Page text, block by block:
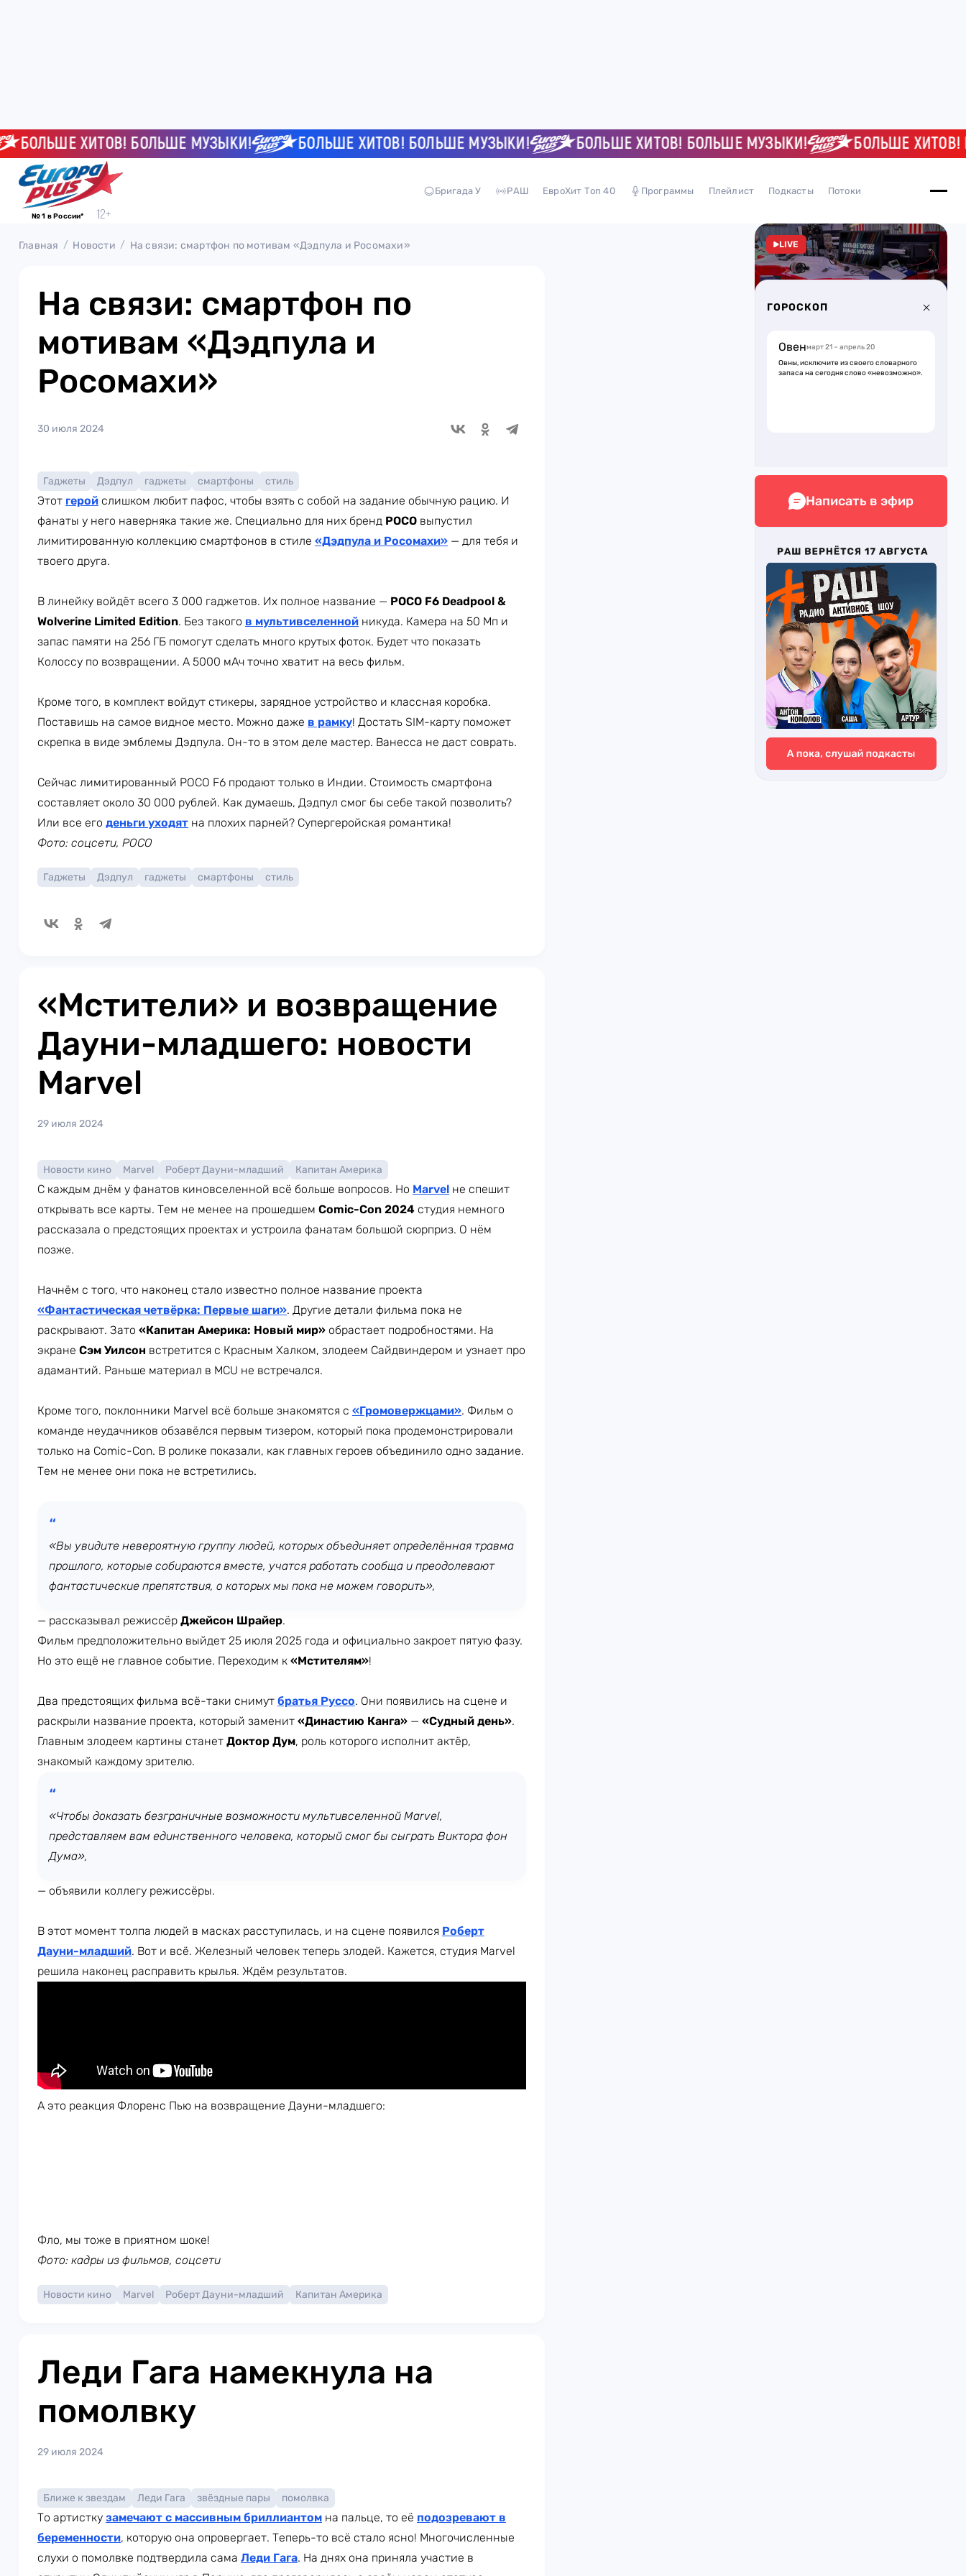
ХИТОВ! БОЛЬШЕ МУЗЫКИ! БОЛЬШЕ ХИТОВ! БОЛЬШЕ МУЗЫКИ! БОЛЬШЕ ХИТОВ! БОЛЬШЕ МУЗЫКИ! БОЛЬШЕ ХИТОВ!
№ 1 в России*
Бригада У РАШ ЕвроХит Топ 40 Программы Плейлист Подкасты Потоки
Главная Новости На связи: смартфон по мотивам «Дэдпула и Росомахи»
На связи: смартфон по
мотивам «Дэдпула и
Росомахи»
30 июля 2024
Гаджеты Дэдпул гаджеты смартфоны стиль
Этот герой слишком любит пафос, чтобы взять с собой на задание обычную рацию. И
фанаты у него наверняка такие же. Специально для них бренд POCO выпустил
лимитированную коллекцию смартфонов в стиле «Дэдпула и Росомахи» — для тебя и
твоего друга.
В линейку войдёт всего 3 000 гаджетов. Их полное название — POCO F6 Deadpool &
Wolverine Limited Edition. Без такого в мультивселенной никуда. Камера на 50 Мп и
запас памяти на 256 ГБ помогут сделать много крутых фоток. Будет что показать
Колоссу по возвращении. А 5000 мАч точно хватит на весь фильм.
Кроме того, в комплект войдут стикеры, зарядное устройство и классная коробка.
Поставишь на самое видное место. Можно даже в рамку! Достать SIM-карту поможет
скрепка в виде эмблемы Дэдпула. Он-то в этом деле мастер. Ванесса не даст соврать.
Сейчас лимитированный POCO F6 продают только в Индии. Стоимость смартфона
составляет около 30 000 рублей. Как думаешь, Дэдпул смог бы себе такой позволить?
Или все его деньги уходят на плохих парней? Супергеройская романтика!
Фото: соцсети, POCO
Гаджеты Дэдпул гаджеты смартфоны стиль
«Мстители» и возвращение
Дауни-младшего: новости
Marvel
29 июля 2024
Новости кино Marvel Роберт Дауни-младший Капитан Америка
С каждым днём у фанатов киновселенной всё больше вопросов. Но Marvel не спешит
открывать все карты. Тем не менее на прошедшем Comic-Con 2024 студия немного
рассказала о предстоящих проектах и устроила фанатам большой сюрприз. О нём
позже.
Начнём с того, что наконец стало известно полное название проекта
«Фантастическая четвёрка: Первые шаги». Другие детали фильма пока не
раскрывают. Зато «Капитан Америка: Новый мир» обрастает подробностями. На
экране Сэм Уилсон встретится с Красным Халком, злодеем Сайдвиндером и узнает про
адамантий. Раньше материал в MCU не встречался.
Кроме того, поклонники Marvel всё больше знакомятся с «Громовержцами». Фильм о
команде неудачников обзавёлся первым тизером, который пока продемонстрировали
только на Comic-Con. В ролике показали, как главных героев объединило одно задание.
Тем не менее они пока не встретились.
«Вы увидите невероятную группу людей, которых объединяет определённая травма
прошлого, которые собираются вместе, учатся работать сообща и преодолевают
фантастические препятствия, о которых мы пока не можем говорить»,
— рассказывал режиссёр Джейсон Шрайер.
Фильм предположительно выйдет 25 июля 2025 года и официально закроет пятую фазу.
Но это ещё не главное событие. Переходим к «Мстителям»!
Два предстоящих фильма всё-таки снимут братья Руссо. Они появились на сцене и
раскрыли название проекта, который заменит «Династию Канга» — «Судный день».
Главным злодеем картины станет Доктор Дум, роль которого исполнит актёр,
знакомый каждому зрителю.
«Чтобы доказать безграничные возможности мультивселенной Marvel,
представляем вам единственного человека, который смог бы сыграть Виктора фон
Дума»,
— объявили коллегу режиссёры.
В этот момент толпа людей в масках расступилась, и на сцене появился Роберт
Дауни-младший. Вот и всё. Железный человек теперь злодей. Кажется, студия Marvel
решила наконец расправить крылья. Ждём результатов.
А это реакция Флоренс Пью на возвращение Дауни-младшего:
Фло, мы тоже в приятном шоке!
Фото: кадры из фильмов, соцсети
Новости кино Marvel Роберт Дауни-младший Капитан Америка
Леди Гага намекнула на
помолвку
29 июля 2024
Ближе к звездам Леди Гага звёздные пары помолвка
То артистку замечают с массивным бриллиантом на пальце, то её подозревают в
беременности, которую она опровергает. Теперь-то всё стало ясно! Многочисленные
слухи о помолвке подтвердила сама Леди Гага. На днях она приняла участие в
LIVE
ГОРОСКОП
Овенмарт 21 – апрель 20
Овны, исключите из своего словарного
запаса на сегодня слово «невозможно».
Написать в эфир